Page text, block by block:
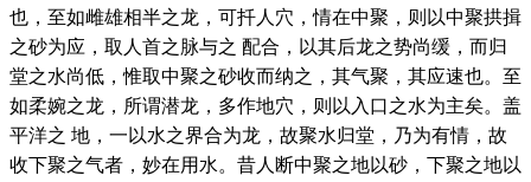
也，至如雌雄相半之龙，可扦人穴，情在中聚，则以中聚拱揖
之砂为应，取人首之脉与之 配合，以其后龙之势尚缓，而归
堂之水尚低，惟取中聚之砂收而纳之，其气聚，其应速也。至
如柔婉之龙，所谓潜龙，多作地穴，则以入口之水为主矣。盖
平洋之 地，一以水之界合为龙，故聚水归堂，乃为有情，故
收下聚之气者，妙在用水。昔人断中聚之地以砂，下聚之地以